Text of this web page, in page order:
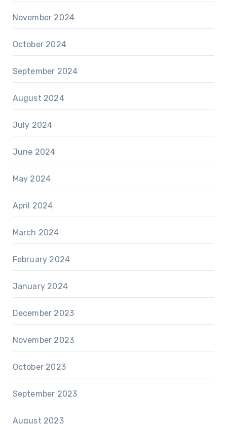
November 2024
October 2024
September 2024
August 2024
July 2024
June 2024
May 2024
April 2024
March 2024
February 2024
January 2024
December 2023
November 2023
October 2023
September 2023
August 2023